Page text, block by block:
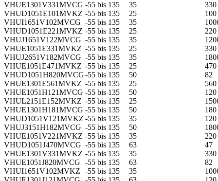
VHUE1301V331MVCG -55 bis 135 35
330
VHUD1051E101MVKZ -55 bis 135 25
100
VHUI1651V102MVCG -55 bis 135 35
VHUD1051E221MVKZ -55 bis 135 25
220
VHUJ1651V122MVCG -55 bis 135 35
VHUE1051E331MVKZ -55 bis 135 25
330
VHUJ2651V182MVCG -55 bis 135 35
VHUE1051E471MVKZ -55 bis 135 25
470
VHUD1051H820MVCG-55 bis 135 50
82
VHUE1301E561MVKZ -55 bis 135 25
560
VHUE1051H121MVCG -55 bis 135 50
120
VHUL2151E152MVKZ -55 bis 135 25
VHUE1301H181MVCG -55 bis 135 50
180
VHUD1051V121MVKZ -55 bis 135 35
120
VHUJ3151H182MVCG -55 bis 135 50
VHUE1051V221MVKZ -55 bis 135 35
220
VHUD1051J470MVCG -55 bis 135 63
47
VHUE1301V331MVKZ -55 bis 135 35
330
VHUE1051J820MVCG
-55 bis 135 63
82
VHUI1651V102MVKZ
-55 bis 135 35